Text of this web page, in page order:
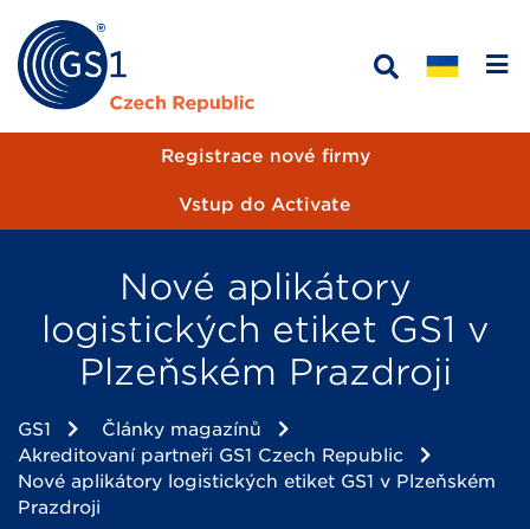
Registrace nové firmy
Vstup do Activate
Nové aplikátory
logistických etiket GS1 v
Plzeňském Prazdroji
GS1
Články magazínů
Akreditovaní partneři GS1 Czech Republic
Nové aplikátory logistických etiket GS1 v Plzeňském
Prazdroji